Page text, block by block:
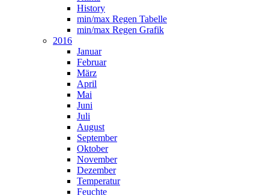
History
min/max Regen Tabelle
min/max Regen Grafik
2016
Januar
Februar
März
April
Mai
Juni
Juli
August
September
Oktober
November
Dezember
Temperatur
Feuchte